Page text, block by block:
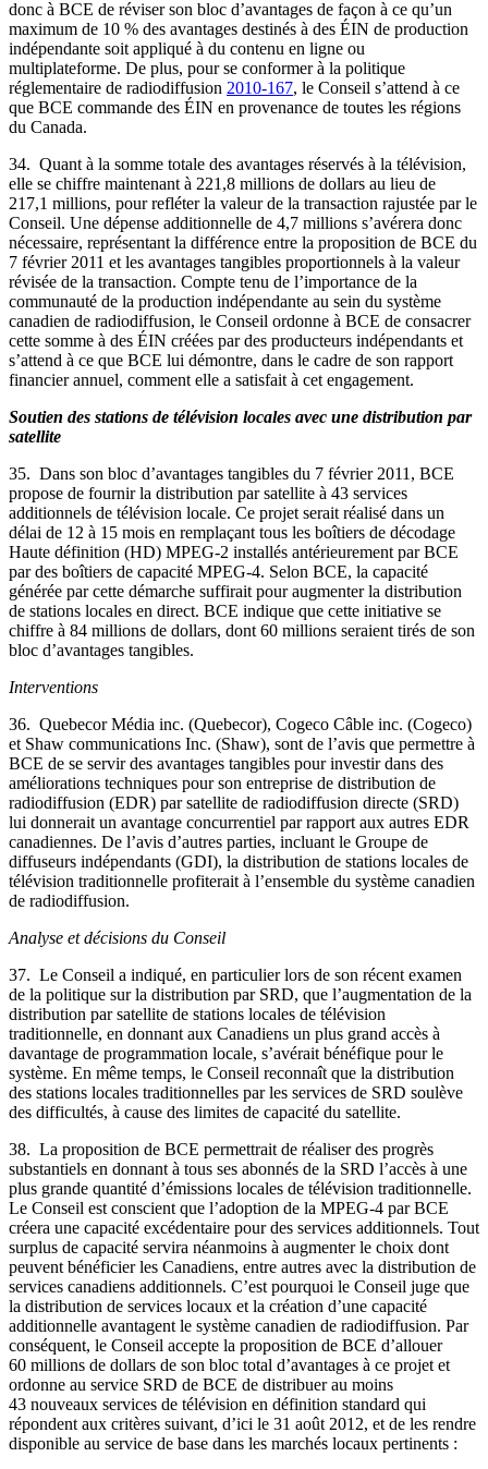
donc à BCE de réviser son bloc d’avantages de façon à ce qu’un
maximum de 10 % des avantages destinés à des ÉIN de production
indépendante soit appliqué à du contenu en ligne ou
multiplateforme. De plus, pour se conformer à la politique
réglementaire de radiodiffusion 2010-167, le Conseil s’attend à ce
que BCE commande des ÉIN en provenance de toutes les régions
du Canada.
34. Quant à la somme totale des avantages réservés à la télévision,
elle se chiffre maintenant à 221,8 millions de dollars au lieu de
217,1 millions, pour refléter la valeur de la transaction rajustée par le
Conseil. Une dépense additionnelle de 4,7 millions s’avérera donc
nécessaire, représentant la différence entre la proposition de BCE du
7 février 2011 et les avantages tangibles proportionnels à la valeur
révisée de la transaction. Compte tenu de l’importance de la
communauté de la production indépendante au sein du système
canadien de radiodiffusion, le Conseil ordonne à BCE de consacrer
cette somme à des ÉIN créées par des producteurs indépendants et
s’attend à ce que BCE lui démontre, dans le cadre de son rapport
financier annuel, comment elle a satisfait à cet engagement.
Soutien des stations de télévision locales avec une distribution par
satellite
35. Dans son bloc d’avantages tangibles du 7 février 2011, BCE
propose de fournir la distribution par satellite à 43 services
additionnels de télévision locale. Ce projet serait réalisé dans un
délai de 12 à 15 mois en remplaçant tous les boîtiers de décodage
Haute définition (HD) MPEG-2 installés antérieurement par BCE
par des boîtiers de capacité MPEG-4. Selon BCE, la capacité
générée par cette démarche suffirait pour augmenter la distribution
de stations locales en direct. BCE indique que cette initiative se
chiffre à 84 millions de dollars, dont 60 millions seraient tirés de son
bloc d’avantages tangibles.
Interventions
36. Quebecor Média inc. (Quebecor), Cogeco Câble inc. (Cogeco)
et Shaw communications Inc. (Shaw), sont de l’avis que permettre à
BCE de se servir des avantages tangibles pour investir dans des
améliorations techniques pour son entreprise de distribution de
radiodiffusion (EDR) par satellite de radiodiffusion directe (SRD)
lui donnerait un avantage concurrentiel par rapport aux autres EDR
canadiennes. De l’avis d’autres parties, incluant le Groupe de
diffuseurs indépendants (GDI), la distribution de stations locales de
télévision traditionnelle profiterait à l’ensemble du système canadien
de radiodiffusion.
Analyse et décisions du Conseil
37. Le Conseil a indiqué, en particulier lors de son récent examen
de la politique sur la distribution par SRD, que l’augmentation de la
distribution par satellite de stations locales de télévision
traditionnelle, en donnant aux Canadiens un plus grand accès à
davantage de programmation locale, s’avérait bénéfique pour le
système. En même temps, le Conseil reconnaît que la distribution
des stations locales traditionnelles par les services de SRD soulève
des difficultés, à cause des limites de capacité du satellite.
38. La proposition de BCE permettrait de réaliser des progrès
substantiels en donnant à tous ses abonnés de la SRD l’accès à une
plus grande quantité d’émissions locales de télévision traditionnelle.
Le Conseil est conscient que l’adoption de la MPEG-4 par BCE
créera une capacité excédentaire pour des services additionnels. Tout
surplus de capacité servira néanmoins à augmenter le choix dont
peuvent bénéficier les Canadiens, entre autres avec la distribution de
services canadiens additionnels. C’est pourquoi le Conseil juge que
la distribution de services locaux et la création d’une capacité
additionnelle avantagent le système canadien de radiodiffusion. Par
conséquent, le Conseil accepte la proposition de BCE d’allouer
60 millions de dollars de son bloc total d’avantages à ce projet et
ordonne au service SRD de BCE de distribuer au moins
43 nouveaux services de télévision en définition standard qui
répondent aux critères suivant, d’ici le 31 août 2012, et de les rendre
disponible au service de base dans les marchés locaux pertinents :